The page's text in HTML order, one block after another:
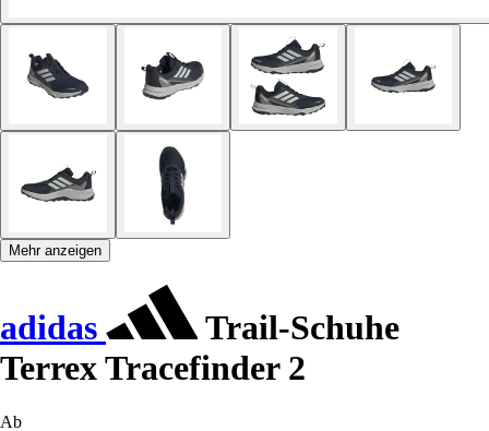
Mehr anzeigen
adidas
Trail-Schuhe
Terrex Tracefinder 2
Ab